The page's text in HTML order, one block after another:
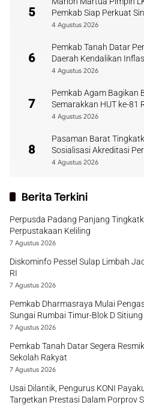
5
Pemkab Siap Perkuat
4 Agustus 2026
6
Pemkab Tanah Datar
Daerah Kendalikan
4 Agustus 2026
7
Pemkab Agam Bagikan
Semarakkan HUT ke-81
4 Agustus 2026
8
Pasaman Barat
Sosialisasi Akreditasi
4 Agustus 2026
Berita Terkini
Perpusda Padang Panjang
Perpustakaan Keliling
7 Agustus 2026
Diskominfo Pessel Sulap Limbah
RI
7 Agustus 2026
Pemkab Dharmasraya Mulai
Sungai Rumbai Timur-Blok D Sitiung
7 Agustus 2026
Pemkab Tanah Datar Segera
Sekolah Rakyat
7 Agustus 2026
Usai Dilantik, Pengurus KONI
Targetkan Prestasi Dalam Porprov